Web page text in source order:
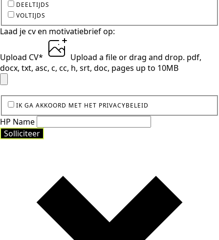
DEELTIJDS
VOLTIJDS
Laad je cv en motivatiebrief op:
Upload CV* Upload a fileor drag and drop. pdf,
docx, txt, asc, c, cc, h, srt, doc, pages up to 10MB
IK GA AKKOORD MET HET PRIVACYBELEID
HP Name
Solliciteer